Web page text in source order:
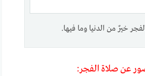
خيرٌ من الدنيا وما فيها.
عن صلاة الفجر: